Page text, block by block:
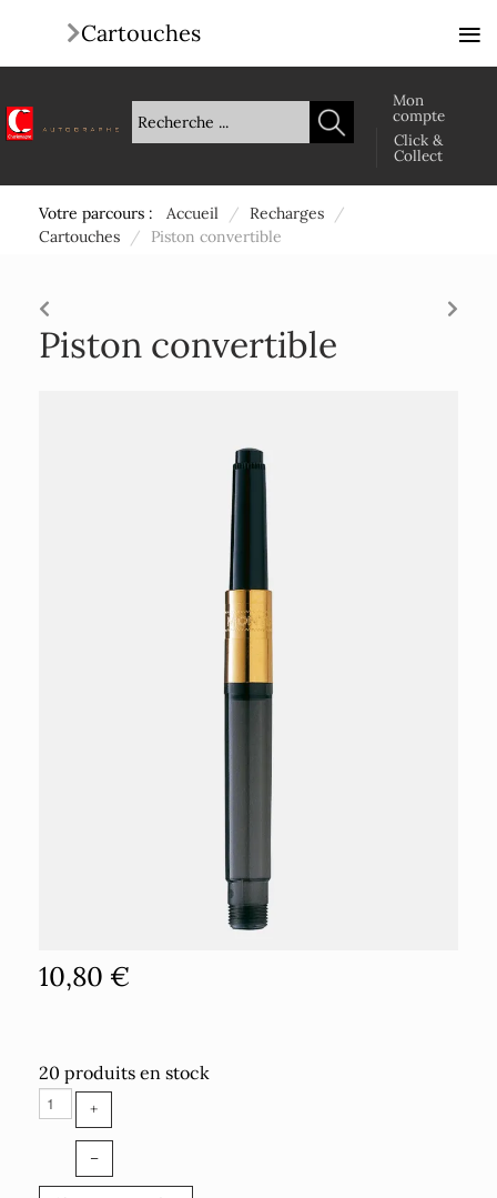
Mon
compte
Click &
Collect
Votre parcours : Accueil / Recharges
/
Cartouches
/ Piston convertible
Piston convertible
10,80 €
20 produits en stock
+
–
Cartouches ≡